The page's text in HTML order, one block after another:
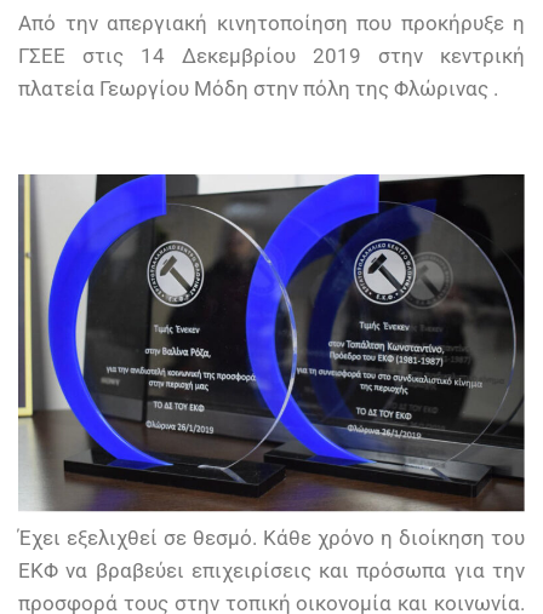
Από την απεργιακή κινητοποίηση που προκήρυξε η
ΓΣΕΕ στις 14 Δεκεμβρίου 2019 στην κεντρική
πλατεία Γεωργίου Μόδη στην πόλη της Φλώρινας .
Έχει εξελιχθεί σε θεσμό. Κάθε χρόνο η διοίκηση του
ΕΚΦ να βραβεύει επιχειρίσεις και πρόσωπα για την
προσφορά τους στην τοπική οικονομία και κοινωνία.